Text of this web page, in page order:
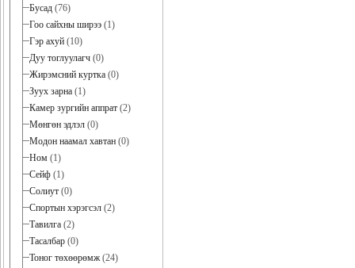
Бусад (76)
Гоо сайхны ширээ (1)
Гэр ахуй (10)
Дуу тоглуулагч (0)
Жирэмсний куртка (0)
Зуух зарна (1)
Камер зургийн аппрат (2)
Мөнгөн эдлэл (0)
Модон наамал хавтан (0)
Ном (1)
Сейф (1)
Солиут (0)
Спортын хэрэгсэл (2)
Тавилга (2)
Тасалбар (0)
Тоног төхөөрөмж(24)